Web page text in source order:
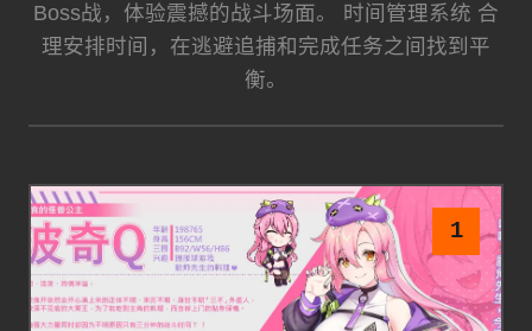
Boss战，体验震撼的战斗场面。 时间管理系统 合
理安排时间，在逃避追捕和完成任务之间找到平
衡。
1